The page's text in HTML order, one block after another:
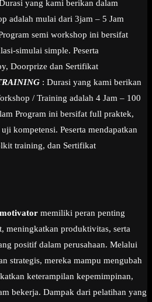
yang kami berikan dalam
adalah mulai dari 3jam – 5 Jam
semi workshop ini bersifat
simulai simple. Peserta
Doorprize dan Sertifikat
: Durasi yang kami berikan
/ Training adalah 4 Jam – 100
Program ini bersifat full praktek,
kompetensi. Peserta mendapatkan
training, dan Sertifikat
memiliki peran penting
meningkatkan produktivitas, serta
positif dalam perusahaan. Melalui
strategis, mereka mampu mengubah
keterampilan kepemimpinan,
bekerja. Dampak dari pelatihan yang